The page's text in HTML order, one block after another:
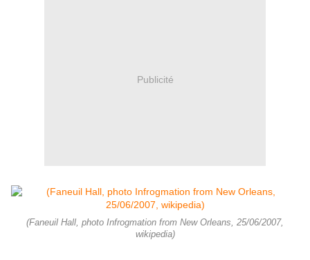
Publicité
(Faneuil Hall, photo Infrogmation from New Orleans, 25/06/2007,
wikipedia)